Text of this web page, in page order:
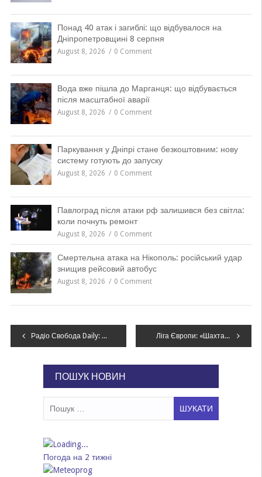
Понад 40 атак і загиблі: що відбувалося на
Дніпропетровщині 8 серпня
August 8, 2026 0 Comment
Вода вже пішла до Марганця: що відбувається
після масштабної аварії
August 8, 2026 0 Comment
Паркування у Дніпрі стане безкоштовним: нову
систему готують до запуску
August 8, 2026 0 Comment
Павлоград після атаки рф залишився без світла:
коли почнуть ремонт
August 8, 2026 0 Comment
Смертельна атака на Нікополь: російський удар
знищив рейсовий автобус
August 8, 2026 0 Comment
Навігація
Радіо Свобода Daily: Епіфаній заявив, що ПЦУ може перенести святкування Різдва на 25 грудня за згоди вірян Ліга Європи: «Шахтар» дізнається про суперника в 1/16 фіналу
ПОШУК НОВИН
Погода на 2 тижні